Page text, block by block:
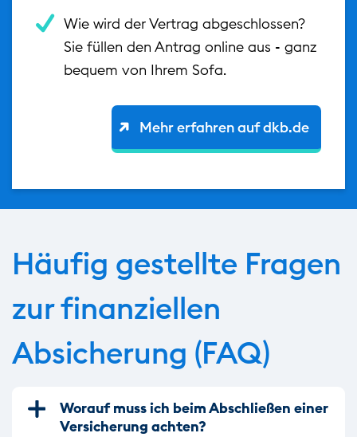
Wie wird der Vertrag abgeschlossen?
Sie füllen den Antrag online aus - ganz
bequem von Ihrem Sofa.
Mehr erfahren auf dkb.de
Häufig gestellte Fragen
zur finanziellen
Absicherung (FAQ)
Worauf muss ich beim Abschließen einer
Versicherung achten?